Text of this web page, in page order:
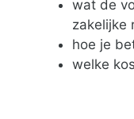
wat de
zakelijke
hoe je
welke